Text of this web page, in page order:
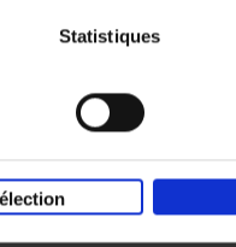
Statistiques
2023 352